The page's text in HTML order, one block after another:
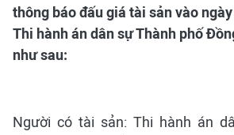
thông báo đấu giá tài sản vào
Thi hành án dân sự Thành phố
như sau:
Người có tài sản: Thi hành án